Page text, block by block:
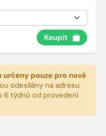
Koupit
určeny pouze pro nové
odesílány na adresu
6 týdnů od provedení